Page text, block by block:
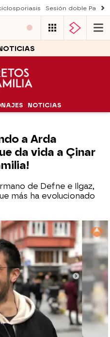
Sesión doble
NOTICIAS
a Arda
da vida a Çinar
de Defne e Ilgaz,
más ha evolucionado